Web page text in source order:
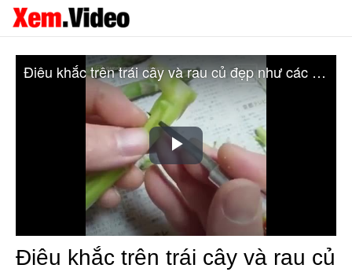
Play
Video
Điêu khắc trên trái cây và rau củ đẹp như các bức tranh nghệ thuật
Điêu khắc trên trái cây và rau củ